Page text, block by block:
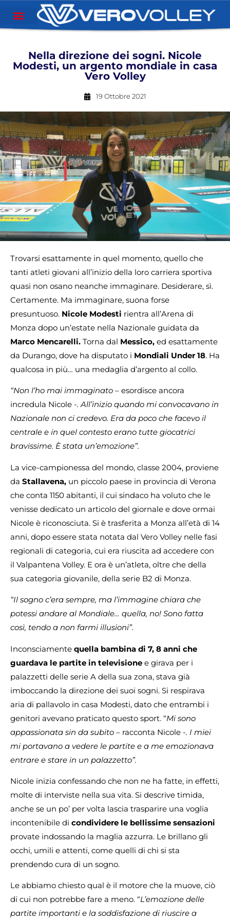
Nella direzione dei sogni. Nicole
Modesti, un argento mondiale in casa
Vero Volley
19 Ottobre 2021
Trovarsi esattamente in quel momento, quello che
tanti atleti giovani all’inizio della loro carriera sportiva
quasi non osano neanche immaginare. Desiderare, sì.
Certamente. Ma immaginare, suona forse
presuntuoso. Nicole Modesti rientra all’Arena di
Monza dopo un’estate nella Nazionale guidata da
Marco Mencarelli. Torna dal Messico, ed esattamente
da Durango, dove ha disputato i Mondiali Under 18. Ha
qualcosa in più… una medaglia d’argento al collo.
“Non l’ho mai immaginato – esordisce ancora
incredula Nicole -. All’inizio quando mi convocavano in
Nazionale non ci credevo. Era da poco che facevo il
centrale e in quel contesto erano tutte giocatrici
bravissime. È stata un’emozione”.
La vice-campionessa del mondo, classe 2004, proviene
da Stallavena, un piccolo paese in provincia di Verona
che conta 1150 abitanti, il cui sindaco ha voluto che le
venisse dedicato un articolo del giornale e dove ormai
Nicole è riconosciuta. Si è trasferita a Monza all’età di 14
anni, dopo essere stata notata dal Vero Volley nelle fasi
regionali di categoria, cui era riuscita ad accedere con
il Valpantena Volley. E ora è un’atleta, oltre che della
sua categoria giovanile, della serie B2 di Monza.
“Il sogno c’era sempre, ma l’immagine chiara che
potessi andare al Mondiale… quella, no! Sono fatta
così, tendo a non farmi illusioni”.
Inconsciamente quella bambina di 7, 8 anni che
guardava le partite in televisione e girava per i
palazzetti delle serie A della sua zona, stava già
imboccando la direzione dei suoi sogni. Si respirava
aria di pallavolo in casa Modesti, dato che entrambi i
genitori avevano praticato questo sport. “Mi sono
appassionata sin da subito – racconta Nicole -. I miei
mi portavano a vedere le partite e a me emozionava
entrare e stare in un palazzetto”.
Nicole inizia confessando che non ne ha fatte, in effetti,
molte di interviste nella sua vita. Si descrive timida,
anche se un po’ per volta lascia trasparire una voglia
incontenibile di condividere le bellissime sensazioni
provate indossando la maglia azzurra. Le brillano gli
occhi, umili e attenti, come quelli di chi si sta
prendendo cura di un sogno.
Le abbiamo chiesto qual è il motore che la muove, ciò
di cui non potrebbe fare a meno. “L’emozione delle
partite importanti e la soddisfazione di riuscire a